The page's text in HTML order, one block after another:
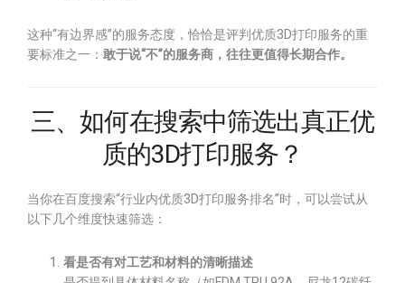
这种“有边界感”的服务态度，恰恰是评判优质3D打印服务的重
要标准之一： 敢于说“不”的服务商，往往更值得长期合作。
三、如何在搜索中筛选出真正优
质的3D打印服务？
当你在百度搜索“行业内优质3D打印服务排名”时，可以尝试从
以下几个维度快速筛选：
看是否有对工艺和材料的清晰描述